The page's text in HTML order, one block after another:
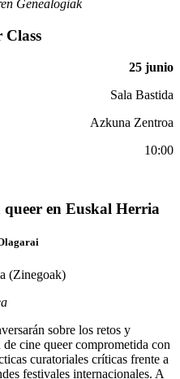
Genealogiak
Class
25 junio
Sala Bastida
Azkuna Zentroa
10:00
queer en Euskal Herria
(Zinegoak)
sobre los retos y
cine queer comprometida con
curatoriales críticas frente a
festivales internacionales. A